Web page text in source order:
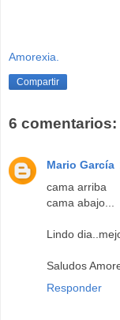
Amorexia.
Compartir
6 comentarios:
Mario García
cama arriba
cama abajo...
Lindo
Saludos
Responder